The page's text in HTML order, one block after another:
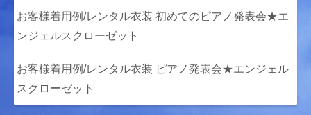
お客様着用例/レンタル衣装 初めてのピアノ発表会★エ
ンジェルスクローゼット
お客様着用例/レンタル衣装 ピアノ発表会★エンジェル
スクローゼット